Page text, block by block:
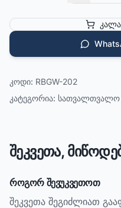
კოდი: RBGW-202
კატეგორია: სათვალთვალო
შეკვეთა,
როგორ შევუკვეთოთ
შეკვეთა შეგიძლიათ